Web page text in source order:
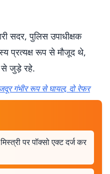
सदर, पुलिस उपाधीक्षक
प्रत्यक्ष रूप से मौजूद थे,
से जुड़े रहे.
गंभीर रूप से घायल, दो रेफर
पर पॉक्सो एक्ट दर्ज कर